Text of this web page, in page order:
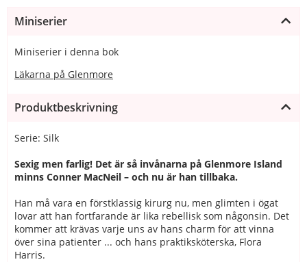
Miniserier
Miniserier i denna bok
Läkarna på Glenmore
Produktbeskrivning
Serie: Silk
Sexig men farlig! Det är så invånarna på Glenmore Island
minns Conner MacNeil – och nu är han tillbaka.
Han må vara en förstklassig kirurg nu, men glimten i ögat
lovar att han fortfarande är lika rebellisk som någonsin. Det
kommer att krävas varje uns av hans charm för att vinna
över sina patienter ... och hans praktiksköterska, Flora
Harris.